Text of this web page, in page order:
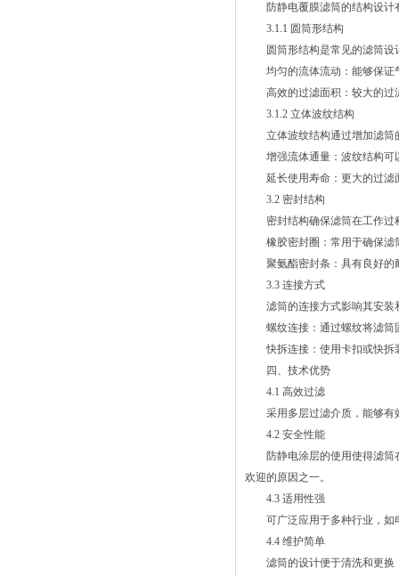
防静电覆膜滤筒的结构设计
3.1.1 圆筒形结构
圆筒形结构是常见的滤筒设
均匀的流体流动：能够保证
高效的过滤面积：较大的过
3.1.2 立体波纹结构
立体波纹结构通过增加滤筒
增强流体通量：波纹结构可
延长使用寿命：更大的过滤
3.2 密封结构
密封结构确保滤筒在工作过
橡胶密封圈：常用于确保滤
聚氨酯密封条：具有良好的
3.3 连接方式
滤筒的连接方式影响其安装
螺纹连接：通过螺纹将滤筒
快拆连接：使用卡扣或快拆
四、技术优势
4.1 高效过滤
采用多层过滤介质，能够有
4.2 安全性能
防静电涂层的使用使得滤筒在
欢迎的原因之一。
4.3 适用性强
可广泛应用于多种行业，如
4.4 维护简单
滤筒的设计便于清洗和更换，